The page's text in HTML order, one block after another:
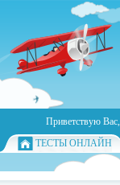
Приветствую Вас,
ТЕСТЫ ОНЛАЙН